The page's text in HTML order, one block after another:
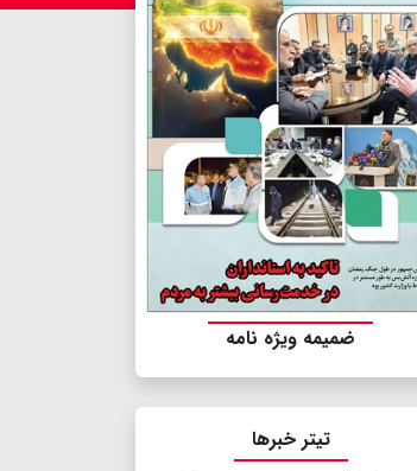
ضمیمه ویژه نامه
تیتر خبرها